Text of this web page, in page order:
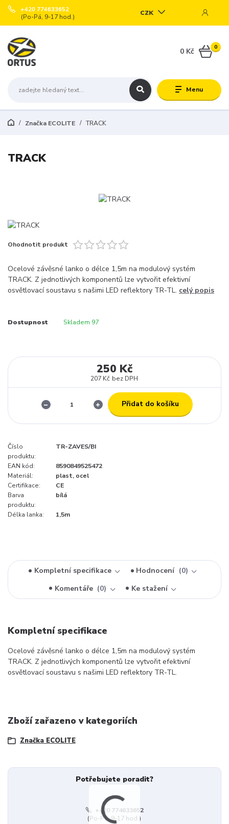
Menu
CZK
+420 774633652
(Po-Pá, 9-17 hod.)
0
0 Kč
Značka ECOLITE TRACK
TRACK
Ohodnotit produkt
Ocelové závěsné lanko o délce 1,5m na modulový systém
TRACK. Z jednotlivých komponentů lze vytvořit efektivní
osvětlovací soustavu s našimi LED reflektory TR-TL. celý popis
Dostupnost Skladem 97
250 Kč
207 Kč bez DPH
Přidat do košíku
Číslo
produktu:
TR-ZAVES/BI
EAN kód:
8590849525472
Materiál:
plast, ocel
Certifikace:
CE
Barva
produktu:
bílá
Délka lanka: 1,5m
Kompletní specifikace Hodnocení
0
Komentáře
0 Ke stažení
Kompletní specifikace
Ocelové závěsné lanko o délce 1,5m na modulový systém
TRACK. Z jednotlivých komponentů lze vytvořit efektivní
osvětlovací soustavu s našimi LED reflektory TR-TL.
Zboží zařazeno v kategoriích
Značka ECOLITE
Potřebujete poradit?
+420 774633652
(Po-Pá, 9-17 hod.)